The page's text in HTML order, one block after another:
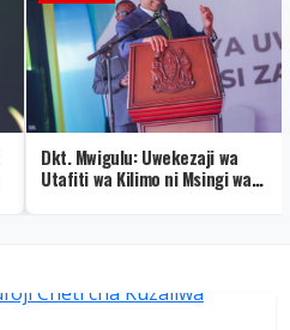
Dkt. Mwigulu: Uwekezaji wa
Utafiti wa Kilimo ni Msingi wa